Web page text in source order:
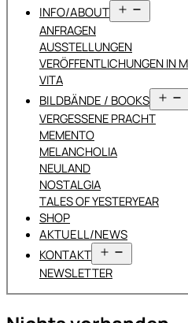
INFO/ABOUT
öffnen
ANFRAGEN
AUSSTELLUNGEN
VERÖFFENTLICHUNGEN IN
VITA
BILDBÄNDE / BOOKS
VERGESSENE PRACHT
MEMENTO
MELANCHOLIA
NEULAND
NOSTALGIA
TALES OF YESTERYEAR
SHOP
AKTUELL/NEWS
KONTAKT
öffnen
NEWSLETTER